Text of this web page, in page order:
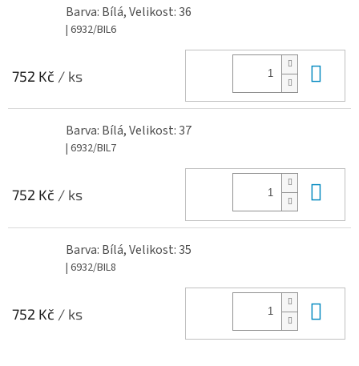
Barva: Bílá, Velikost: 36
| 6932/BIL6
752 Kč / ks
Barva: Bílá, Velikost: 37
| 6932/BIL7
752 Kč / ks
Barva: Bílá, Velikost: 35
| 6932/BIL8
752 Kč / ks